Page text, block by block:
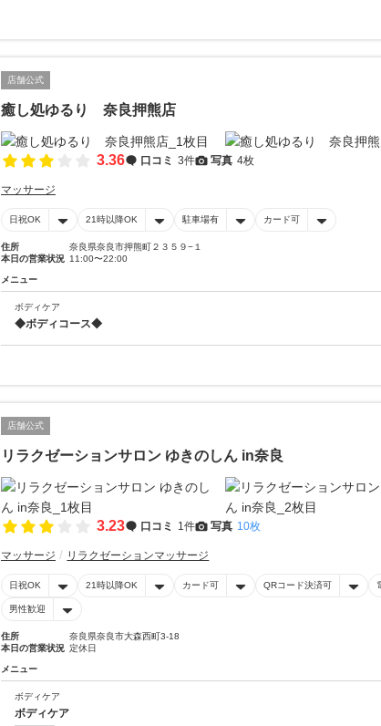
店舗公式
癒し処ゆるり 奈良押熊店
3.36 口コミ 3件 写真 4枚
マッサージ
日祝OK 21時以降OK 駐車場有 カード可
住所
奈良県奈良市押熊町２３５９−１
本日の営業状況 11:00〜22:00
メニュー
ボディケア
◆ボディコース◆
店舗公式
リラクゼーションサロン ゆきのしん in奈良
3.23 口コミ 1件 写真 10枚
マッサージ リラクゼーションマッサージ
日祝OK 21時以降OK カード可 QRコード決済可
男性歓迎
住所
奈良県奈良市大森西町3-18
本日の営業状況 定休日
メニュー
ボディケア
ボディケア